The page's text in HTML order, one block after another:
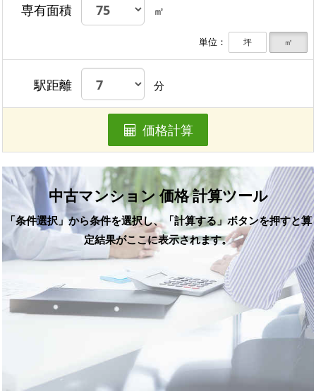
専有面積 ㎡
単位： 坪 ㎡
駅距離 分
価格計算
中古マンション 価格 計算ツール
「条件選択」から条件を選択し、「計算する」ボタンを押すと算
定結果がここに表示されます。